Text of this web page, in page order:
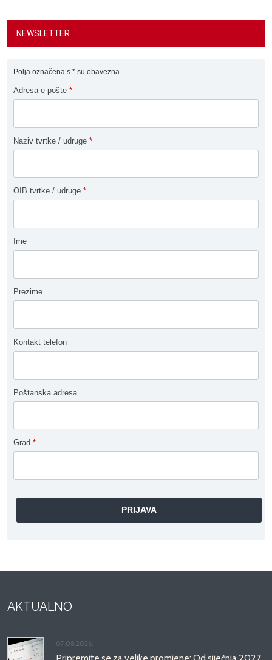
NEWSLETTER
Polja označena s * su obavezna
Adresa e-pošte *
Naziv tvrtke / udruge *
OIB tvrtke / udruge *
Ime
Prezime
Kontakt telefon
Poštanska adresa
Grad *
AKTUALNO
07.08.2026.